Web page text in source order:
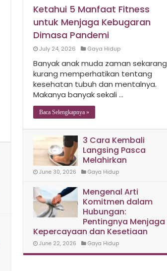
Ketahui 5 Manfaat Fitness
untuk Menjaga Kebugaran
Dimasa Pandemi
July 24, 2026 Gaya Hidup
Banyak anak muda zaman sekarang
kurang memperhatikan tentang
kesehatan tubuh dan mentalnya.
Makanya banyak sekali …
Baca Selengkapnya »
3 Cara Kembali
Langsing Pasca
Melahirkan
June 30, 2026 Gaya Hidup
Mengenal Arti
Komitmen dalam
Hubungan:
Pentingnya Menjaga
Kepercayaan dan Kesetiaan
June 22, 2026 Gaya Hidup